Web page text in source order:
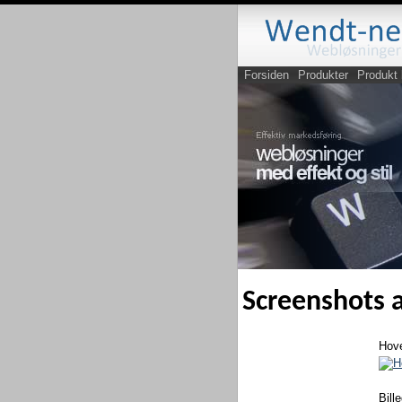
Forsiden Produkter Produkt
Screenshots